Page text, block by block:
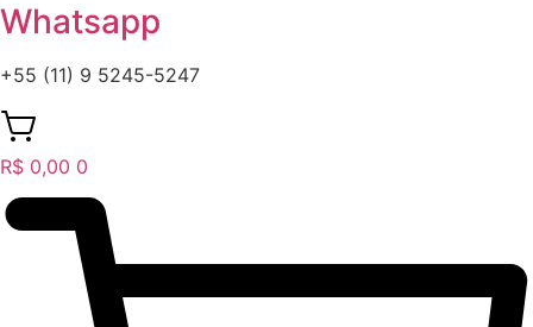
Whatsapp
+55 (11) 9 5245-5247
R$ 0,00 0